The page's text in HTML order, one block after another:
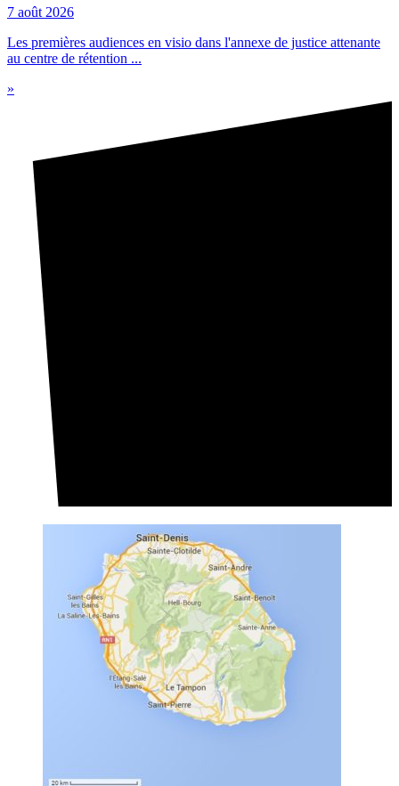
7 août 2026
Les premières audiences en visio dans l'annexe de justice attenante
au centre de rétention ...
»